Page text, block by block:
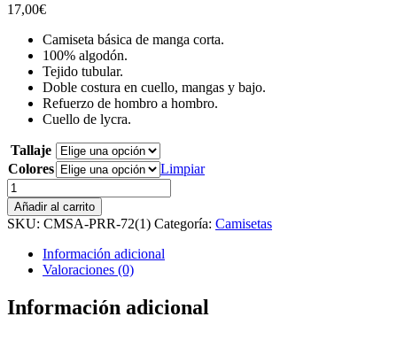
17,00€
Camiseta básica de manga corta.
100% algodón.
Tejido tubular.
Doble costura en cuello, mangas y bajo.
Refuerzo de hombro a hombro.
Cuello de lycra.
Tallaje
Colores
Limpiar
Camiseta
bordado
dóberman
marrón
cantidad
Añadir al carrito
SKU: CMSA-PRR-72(1) Categoría: Camisetas
Información adicional
Valoraciones (0)
Información adicional